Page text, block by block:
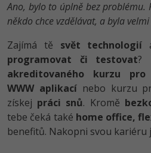
Ano, bylo to úplně bez problému.
někdo chce vzdělávat, a byla
Zajímá tě svět technologií
programovat či testovat?
akreditovaného kurzu
WWW aplikacínebo kurzu
získej práci snů. Kromě
tebe čeká také home office,
benefitů. Nakopni svou kariéru